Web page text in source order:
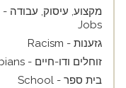
Jobs
גזענות - Racism
זוחלים ודו-חיים - Reptiles and Amphibians
בית ספר - School